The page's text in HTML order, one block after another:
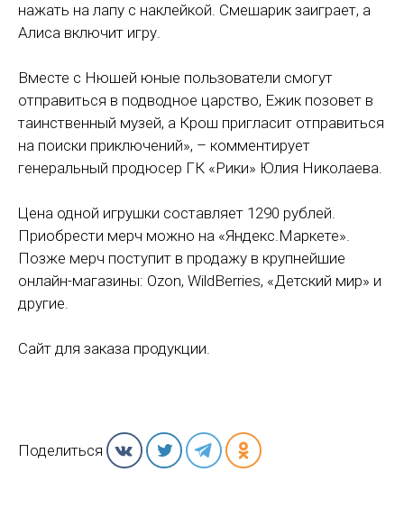
нажать на лапу с наклейкой. Смешарик заиграет, а
Алиса включит игру.
Вместе с Нюшей юные пользователи смогут
отправиться в подводное царство, Ежик позовет в
таинственный музей, а Крош пригласит отправиться
на поиски приключений», – комментирует
генеральный продюсер ГК «Рики» Юлия Николаева.
Цена одной игрушки составляет 1290 рублей.
Приобрести мерч можно на «Яндекс.Маркете».
Позже мерч поступит в продажу в крупнейшие
онлайн-магазины: Ozon, WildBerries, «Детский мир» и
другие.
Сайт для заказа продукции.
Поделиться